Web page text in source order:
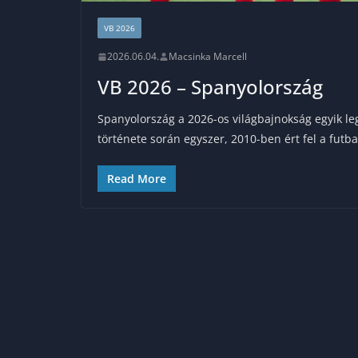
VB 2026
2026.06.04. Macsinka Marcell
VB 2026 – Spanyolország
Spanyolország a 2026-os világbajnokság egyik
története során egyszer, 2010-ben ért fel a
Read More